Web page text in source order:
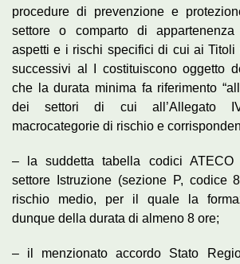
procedure di prevenzione e
settore o comparto di appartenenza
aspetti e i rischi specifici di cui ai Titoli
successivi al I costituiscono oggetto
che la durata minima fa riferimento
dei settori di cui all’Allegato IV
macrocategorie di rischio e
– la suddetta tabella codici ATECO
settore Istruzione (sezione P, codice
rischio medio, per il quale la
dunque della durata di almeno 8 ore;
– il menzionato accordo Stato